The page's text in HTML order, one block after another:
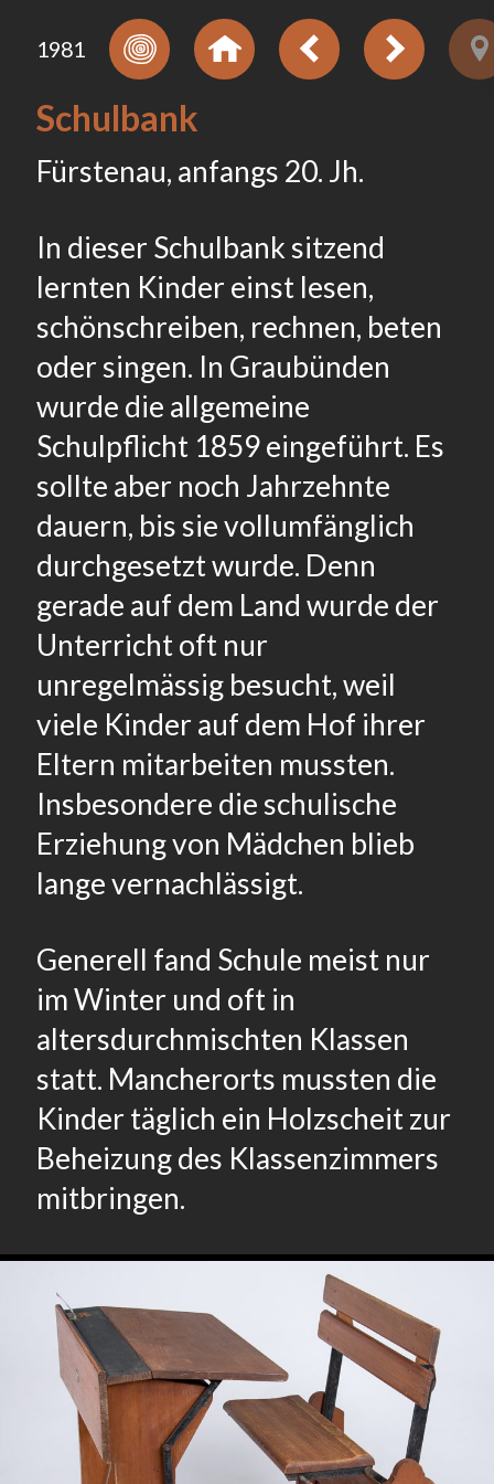
1981
Schulbank
Fürstenau, anfangs 20. Jh.
In dieser Schulbank sitzend
lernten Kinder einst lesen,
schönschreiben, rechnen, beten
oder singen. In Graubünden
wurde die allgemeine
Schulpflicht 1859 eingeführt. Es
sollte aber noch Jahrzehnte
dauern, bis sie vollumfänglich
durchgesetzt wurde. Denn
gerade auf dem Land wurde der
Unterricht oft nur
unregelmässig besucht, weil
viele Kinder auf dem Hof ihrer
Eltern mitarbeiten mussten.
Insbesondere die schulische
Erziehung von Mädchen blieb
lange vernachlässigt.
Generell fand Schule meist nur
im Winter und oft in
altersdurchmischten Klassen
statt. Mancherorts mussten die
Kinder täglich ein Holzscheit zur
Beheizung des Klassenzimmers
mitbringen.